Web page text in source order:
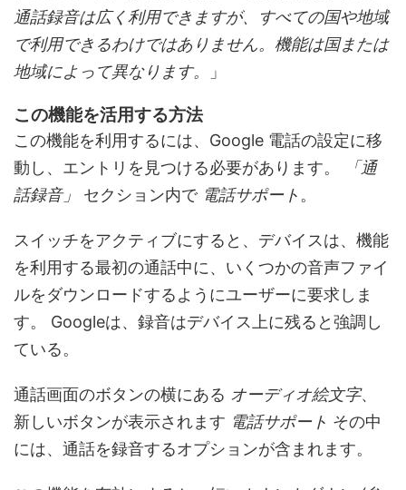
通話録音は広く利用できますが、すべての国や地域
で利用できるわけではありません。機能は国または
地域によって異なります。
」
この機能を活用する方法
この機能を利用するには、Google 電話の設定に移
動し、エントリを見つける必要があります。
「通
話録音」 セクション内で電話サポート 。
スイッチをアクティブにすると、デバイスは、機能
を利用する最初の通話中に、いくつかの音声ファイ
ルをダウンロードするようにユーザーに要求しま
す。 Googleは、録音はデバイス上に残ると強調し
ている。
通話画面のボタンの横にある オーディオ絵文字、
新しいボタンが表示されます 電話サポート その中
には、通話を録音するオプションが含まれます。